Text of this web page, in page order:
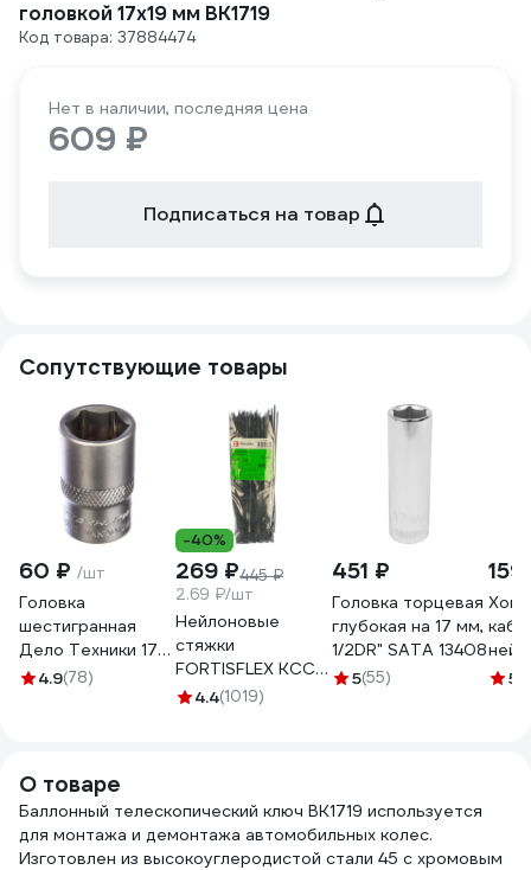
головкой 17х19 мм BK1719
Код товара: 37884474
Нет в наличии, последняя цена
609 ₽
Подписаться на товар
Сопутствующие товары
60 ₽ /шт
Головка
шестигранная
Дело Техники 17
мм 1/2" 620017
4.9(78)
-40%
269 ₽445 ₽
2.69 ₽/шт
Нейлоновые
стяжки
FORTISFLEX КСС
5х300 черный
4.4(1019)
451 ₽
Головка торцевая
глубокая на 17 мм,
1/2DR" SATA 13408
5(55)
159
5
О товаре
Баллонный телескопический ключ BK1719 используется
для монтажа и демонтажа автомобильных колес.
Изготовлен из высокоуглеродистой стали 45 с хромовым